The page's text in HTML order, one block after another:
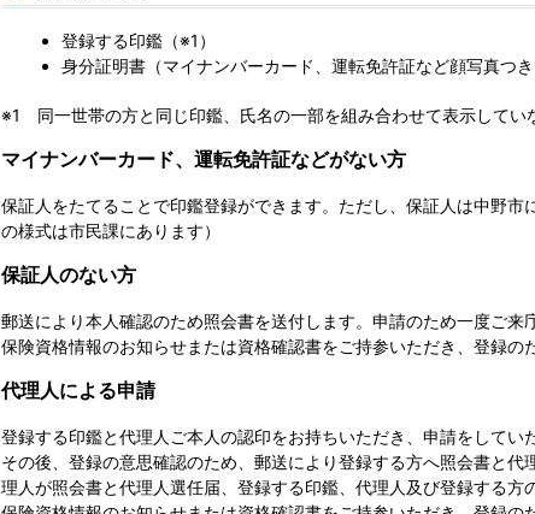
登録する印鑑（※1）
身分証明書（マイナンバーカード、運転免許証など顔写真つき
※1 同一世帯の方と同じ印鑑、氏名の一部を組み合わせて表示してい
マイナンバーカード、運転免許証などがない方
保証人をたてることで印鑑登録ができます。ただし、保証人は中野
の様式は市民課にあります）
保証人のない方
郵送により本人確認のため照会書を送付します。申請のため一度ご
保険資格情報のお知らせまたは資格確認書をご持参いただき、登録の
代理人による申請
登録する印鑑と代理人ご本人の認印をお持ちいただき、申請をしてい
その後、登録の意思確認のため、郵送により登録する方へ照会書と
理人が照会書と代理人選任届、登録する印鑑、代理人及び登録する